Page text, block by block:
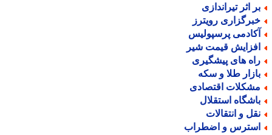
اثر تیراندازی
رویترز
پرسپولیس
قیمت شیر
های پیشگیری
طلا و سکه
اقتصادی
استقلال
و انتقالات
و اضطراب